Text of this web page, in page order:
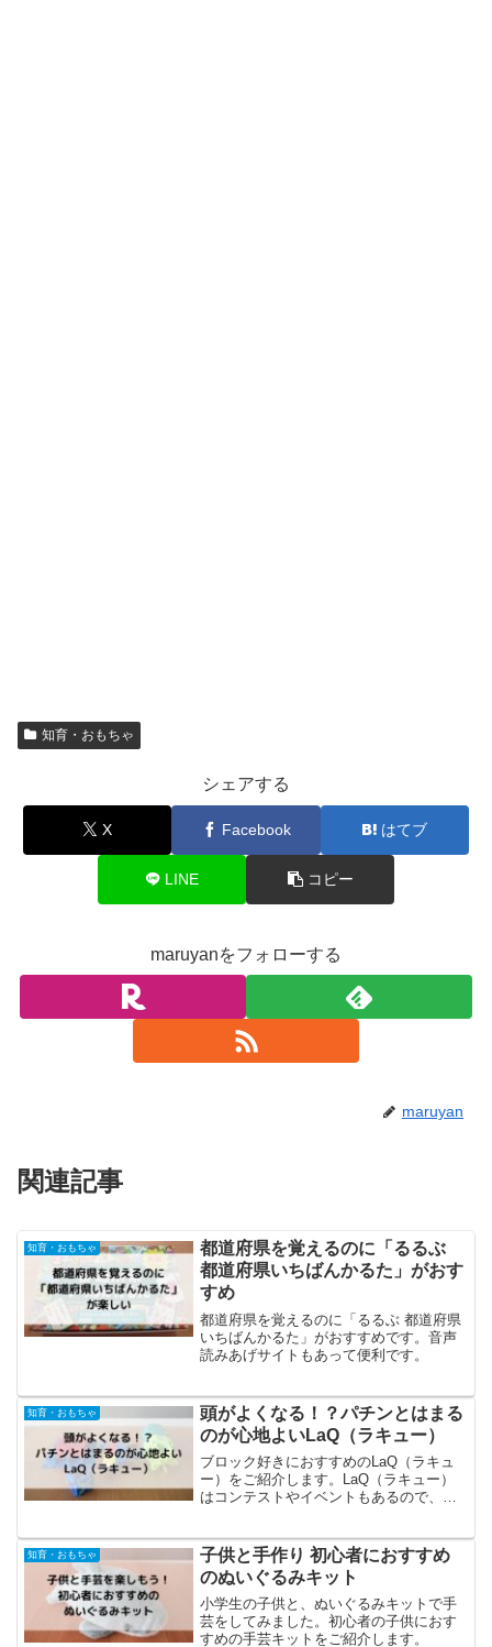
知育・おもちゃ
シェアする
X Facebook はてブ
LINE コピー
maruyanをフォローする
maruyan
関連記事
知育・おもちゃ
都道府県を覚えるのに「るるぶ
都道府県いちばんかるた」がおす
すめ
都道府県を覚えるのに「るるぶ 都道府県
いちばんかるた」がおすすめです。音声
読みあげサイトもあって便利です。
知育・おもちゃ
頭がよくなる！？パチンとはまる
のが心地よいLaQ（ラキュー）
ブロック好きにおすすめのLaQ（ラキュ
ー）をご紹介します。LaQ（ラキュー）
はコンテストやイベントもあるので、チ
知育・おもちゃ
子供と手作り 初心者におすすめ
のぬいぐるみキット
小学生の子供と、ぬいぐるみキットで手
芸をしてみました。初心者の子供におす
すめの手芸キットをご紹介します。